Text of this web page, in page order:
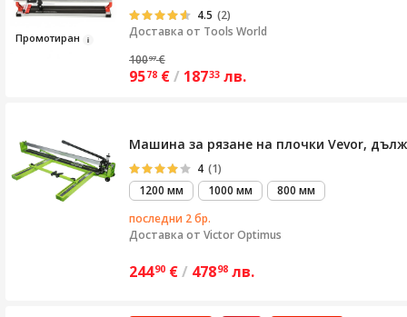
Промотиран
4.5 (2)
Доставка от Tools World
10097 €
9578 €/ 18733 лв.
Машина за рязане на плочки Vevor,
4 (1)
1200 мм
1000 мм
800 мм
последни 2 бр.
Доставка от Victor Optimus
24490 €/ 47898 лв.